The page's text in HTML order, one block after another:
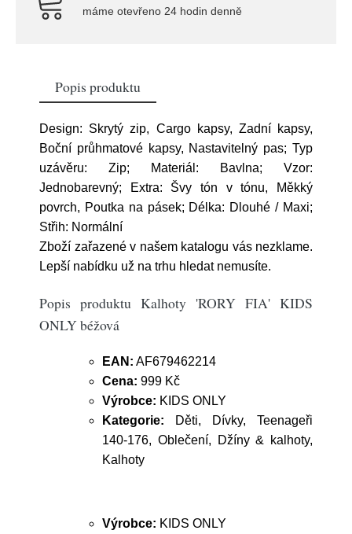
máme otevřeno 24 hodin denně
Popis produktu
Design: Skrytý zip, Cargo kapsy, Zadní kapsy,
Boční průhmatové kapsy, Nastavitelný pas; Typ
uzávěru: Zip; Materiál: Bavlna; Vzor:
Jednobarevný; Extra: Švy tón v tónu, Měkký
povrch, Poutka na pásek; Délka: Dlouhé / Maxi;
Střih: Normální
Zboží zařazené v našem katalogu vás nezklame.
Lepší nabídku už na trhu hledat nemusíte.
Popis produktu Kalhoty 'RORY FIA' KIDS
ONLY béžová
EAN: AF679462214
Cena: 999 Kč
Výrobce: KIDS ONLY
Kategorie: Děti, Dívky, Teenageři
140-176, Oblečení, Džíny & kalhoty,
Kalhoty
Výrobce: KIDS ONLY